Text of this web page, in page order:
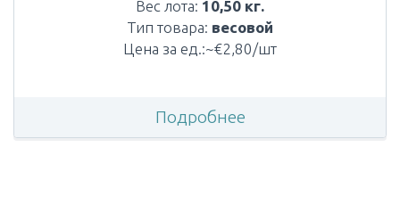
Вес лота: 10,50 кг.
Тип товара: весовой
Цена за ед.:~€2,80/шт
Подробнее